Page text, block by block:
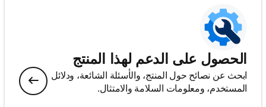
الحصول على الدعم لهذا المنتج
ابحث عن نصائح حول المنتج، والأسئلة الشائعة، ودلائل
المستخدم، ومعلومات السلامة والامتثال.